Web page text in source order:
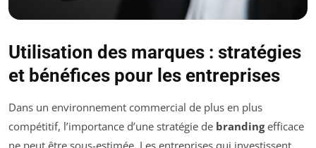
Utilisation des marques : stratégies
et bénéfices pour les entreprises
Dans un environnement commercial de plus en plus
compétitif, l’importance d’une stratégie de brandingefficace
ne peut être sous-estimée. Les entreprises qui investissent